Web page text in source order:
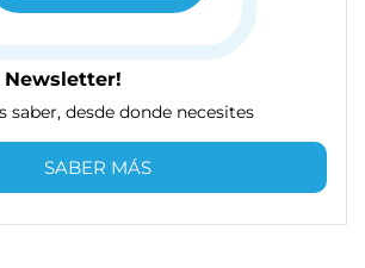
Newsletter!
saber, desde donde necesites
SABER MÁS